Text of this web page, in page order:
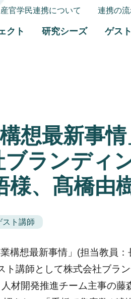
産官学民連携について 連携の
クト 研究シーズ ゲス
構想最新事
ブランディ
様、髙橋由
スト講師
構想最新事情」(担当教員
ト講師として株式会社ブラ
材開発推進チーム主事の